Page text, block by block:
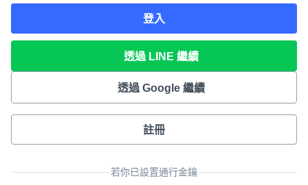
登入
透過 LINE 繼續
透過 Google 繼續
註冊
若你已設置通行金鑰